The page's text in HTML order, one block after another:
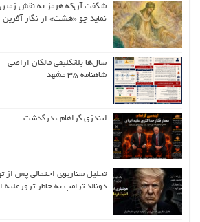
شگفت آن‌که هرمز به نقش زمین
نماید چو «هشت» از نگار آفرین
سال‌ها بلاتکلیفی مالکان اراضی
شاهنامه ۳۵ مشهد
لیندزی گراهام ، درگذشت
تحلیل سناریوی احتمالی پس از
دونالد ترامپ به خاطر ترورعلیه